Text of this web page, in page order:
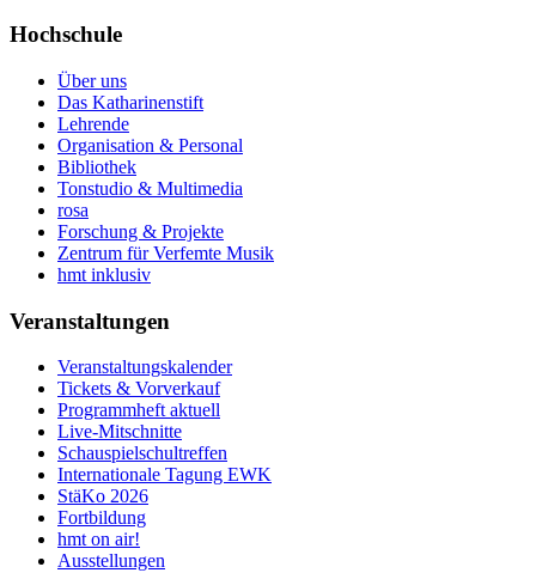
Hochschule
Über uns
Das Katharinenstift
Lehrende
Organisation & Personal
Bibliothek
Tonstudio & Multimedia
rosa
Forschung & Projekte
Zentrum für Verfemte Musik
hmt inklusiv
Veranstaltungen
Veranstaltungskalender
Tickets & Vorverkauf
Programmheft aktuell
Live-Mitschnitte
Schauspielschultreffen
Internationale Tagung EWK
StäKo 2026
Fortbildung
hmt on air!
Ausstellungen